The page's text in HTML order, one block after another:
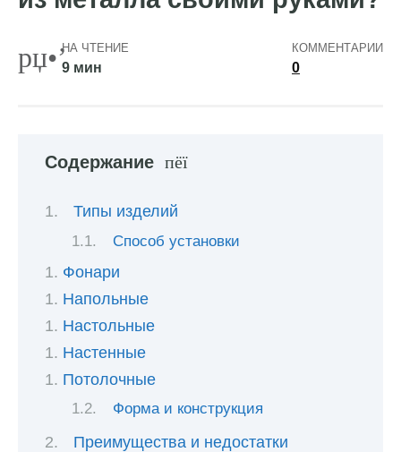
НА ЧТЕНИЕ
9 мин
КОММЕНТАРИИ
0
Содержание
Типы изделий
Способ установки
Фонари
Напольные
Настольные
Настенные
Потолочные
Форма и конструкция
Преимущества и недостатки